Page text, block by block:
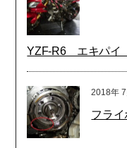
YZF-R6 エキパイ
2018年 7
フライ